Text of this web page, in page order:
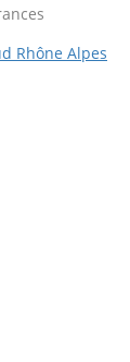
Rhône Alpes